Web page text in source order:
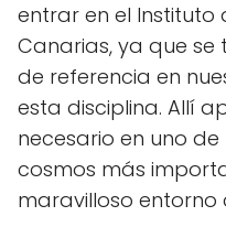
entrar en el Instituto
Canarias, ya que
de referencia en
esta disciplina. Allí
necesario en uno
cosmos más
maravilloso